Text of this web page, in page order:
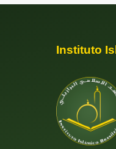
Instituto